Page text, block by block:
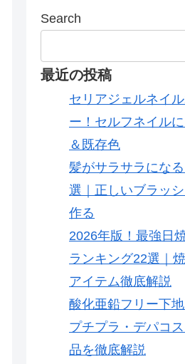
Search
最近の投稿
セリアジェルネイ
ー！セルフネイル
＆既存色
髪がサラサラにな
選｜正しいブラッ
作る
2026年版！最強日
ランキング22選｜
アイテム徹底解説
酸化亜鉛フリー下
プチプラ・デパコ
品を徹底解説